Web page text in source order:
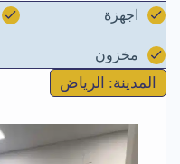
اجهزة
مخزون
المدينة: الرياض